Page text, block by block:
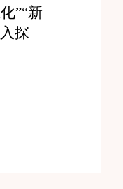
”“新
探